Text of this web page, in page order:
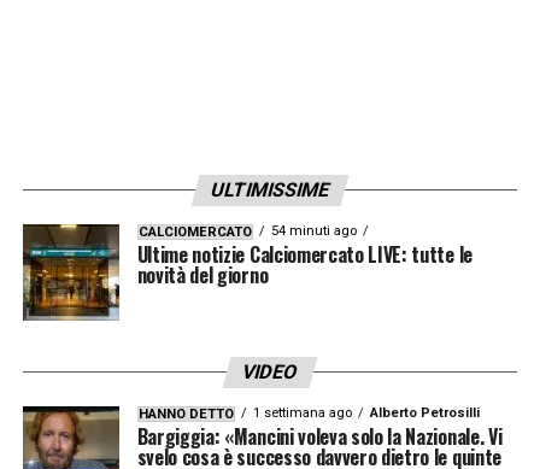
Un attacco durissimo alla squadra
Il commento finale è un atto d’accusa verso
l’atteggiamento dei calciatori, giudicato
indegno della maglia indossata.
squadra che dovrebbe scucirsi lo stemma
che ha sulla maglia, perché pesa nei
risultati e nella forma. Lì gioca una squadra
ULTIMISSIME
CALCIOMERCATO 54 minuti ago
Ultime notizie Calciomercato LIVE: tutte le
novità del giorno
VIDEO
HANNO DETTO 1 settimana ago Alberto Petrosilli
Bargiggia: «Mancini voleva solo la Nazionale. Vi
svelo cosa è successo davvero dietro le quinte